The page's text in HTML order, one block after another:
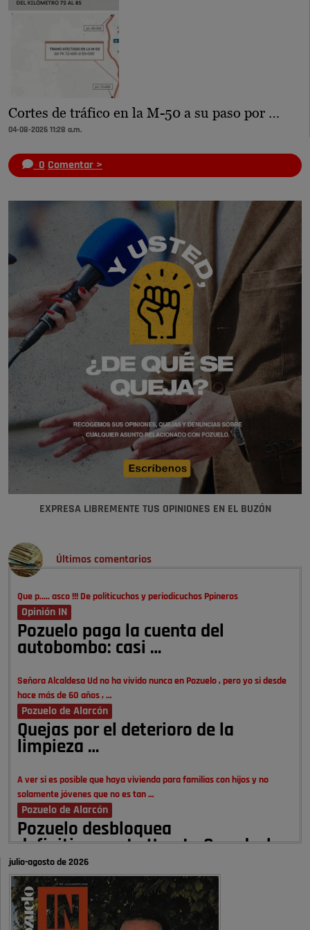
Cortes de tráfico en la M-50 a su paso por …
04-08-2026 11:28 a.m.
0 Comentar >
EXPRESA LIBREMENTE TUS OPINIONES EN EL BUZÓN
Últimos comentarios
Que p..... asco !!! De politicuchos y periodicuchos Ppineros
Opinión IN
Pozuelo paga la cuenta del
autobombo: casi …
Señora Alcaldesa Ud no ha vivido nunca en Pozuelo , pero yo si desde
hace más de 60 años , …
Pozuelo de Alarcón
Quejas por el deterioro de la
limpieza …
A ver si es posible que haya vivienda para familias con hijos y no
solamente jóvenes que no es tan …
Pozuelo de Alarcón
Pozuelo desbloquea
definitivamente Huerta Grande: las
obras …
Donde pueden inscribirse las personas empadronados en Pozuelo para
la vivienda asequible .
Pozuelo de Alarcón
julio-agosto de 2026